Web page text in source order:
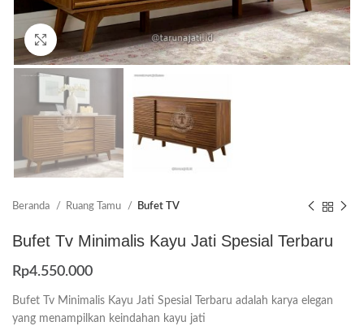
Click to enlarge
Beranda Ruang Tamu Bufet TV
Bufet Tv Minimalis Kayu Jati Spesial Terbaru
Rp4.550.000
Bufet Tv Minimalis Kayu Jati Spesial Terbaru adalah karya elegan
yang menampilkan keindahan kayu jati